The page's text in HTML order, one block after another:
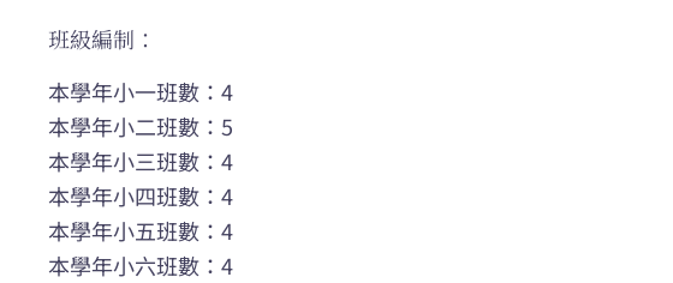
班級編制：
本學年小一班數：4
本學年小二班數：5
本學年小三班數：4
本學年小四班數：4
本學年小五班數：4
本學年小六班數：4